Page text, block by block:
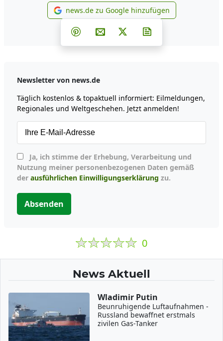
news.de zu Google
news.de zu Google hinzufügen
Teilen auf Facebook
Teilen auf Whatsapp
Teilen auf Telegram
Teilen auf Pinterest
Per E-Mail teilen
Post auf X
Newsletter von news.de
Täglich kostenlos & topaktuell informiert: Eilmeldungen,
Regionales und Weltgeschehen. Jetzt anmelden!
Nutzung meiner personenbezogenen Daten gemäß
der ausführlichen Einwilligungserklärung zu.
Absenden
0
News Aktuell
Wladimir Putin
Beunruhigende Luftaufnahmen -
Russland bewaffnet erstmals
zivilen Gas-Tanker